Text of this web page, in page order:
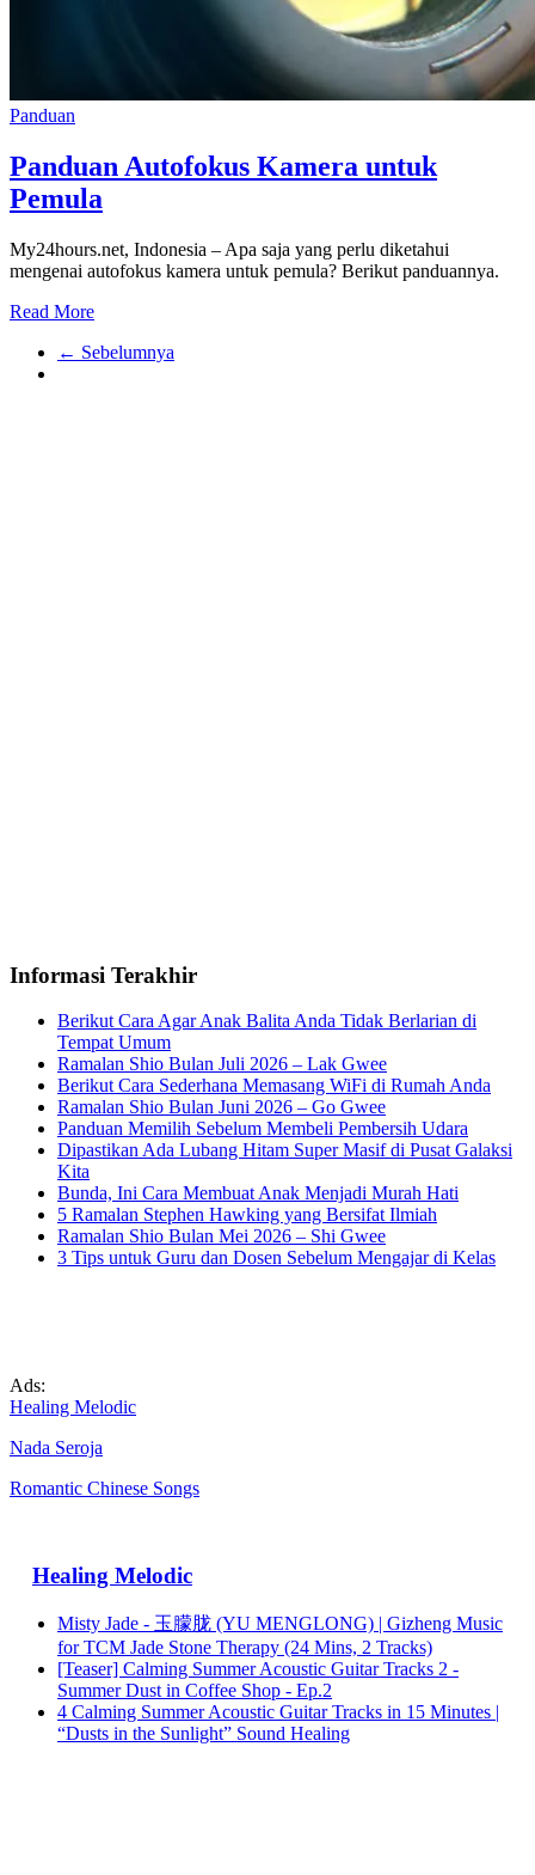
Panduan
Panduan Autofokus Kamera untuk
Pemula
My24hours.net, Indonesia – Apa saja yang perlu diketahui
mengenai autofokus kamera untuk pemula? Berikut panduannya.
Read More
← Sebelumnya
Informasi Terakhir
Berikut Cara Agar Anak Balita Anda Tidak Berlarian di
Tempat Umum
Ramalan Shio Bulan Juli 2026 – Lak Gwee
Berikut Cara Sederhana Memasang WiFi di Rumah Anda
Ramalan Shio Bulan Juni 2026 – Go Gwee
Panduan Memilih Sebelum Membeli Pembersih Udara
Dipastikan Ada Lubang Hitam Super Masif di Pusat Galaksi
Kita
Bunda, Ini Cara Membuat Anak Menjadi Murah Hati
5 Ramalan Stephen Hawking yang Bersifat Ilmiah
Ramalan Shio Bulan Mei 2026 – Shi Gwee
3 Tips untuk Guru dan Dosen Sebelum Mengajar di Kelas
Ads:
Healing Melodic
Nada Seroja
Romantic Chinese Songs
Healing Melodic
Misty Jade - 玉朦胧 (YU MENGLONG) | Gizheng Music
for TCM Jade Stone Therapy (24 Mins, 2 Tracks)
[Teaser] Calming Summer Acoustic Guitar Tracks 2 -
Summer Dust in Coffee Shop - Ep.2
4 Calming Summer Acoustic Guitar Tracks in 15 Minutes |
“Dusts in the Sunlight” Sound Healing